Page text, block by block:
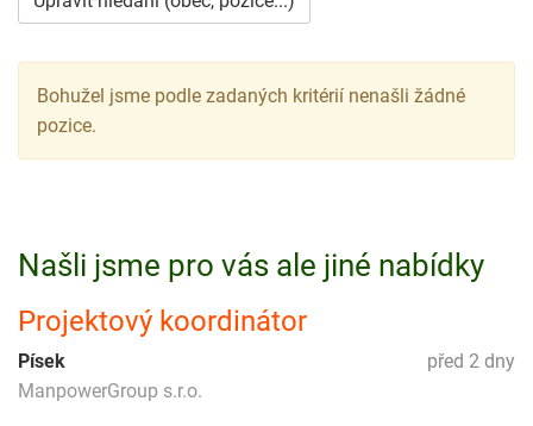
Bohužel jsme podle zadaných kritérií nenašli žádné
pozice.
Našli jsme pro vás ale jiné nabídky
Projektový koordinátor
před 2 dny
Písek
ManpowerGroup s.r.o.